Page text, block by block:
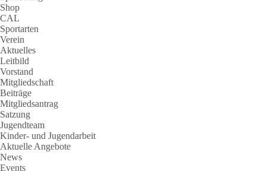
Shop
CAL
Sportarten
Verein
Aktuelles
Leitbild
Vorstand
Mitgliedschaft
Beiträge
Mitgliedsantrag
Satzung
Jugendteam
Kinder- und Jugendarbeit
Aktuelle Angebote
News
Events